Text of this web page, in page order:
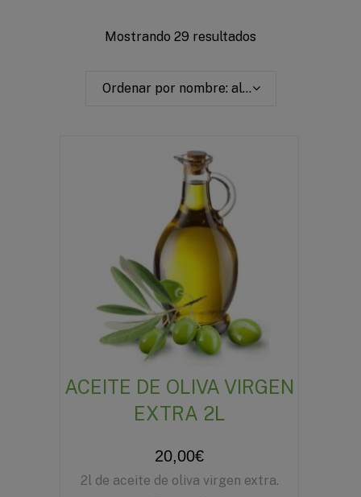
Mostrando 29 resultados
Ordenar por nombre: alfabéticamente
ACEITE DE OLIVA VIRGEN
EXTRA 2L
20,00€
2l de aceite de oliva virgen extra.